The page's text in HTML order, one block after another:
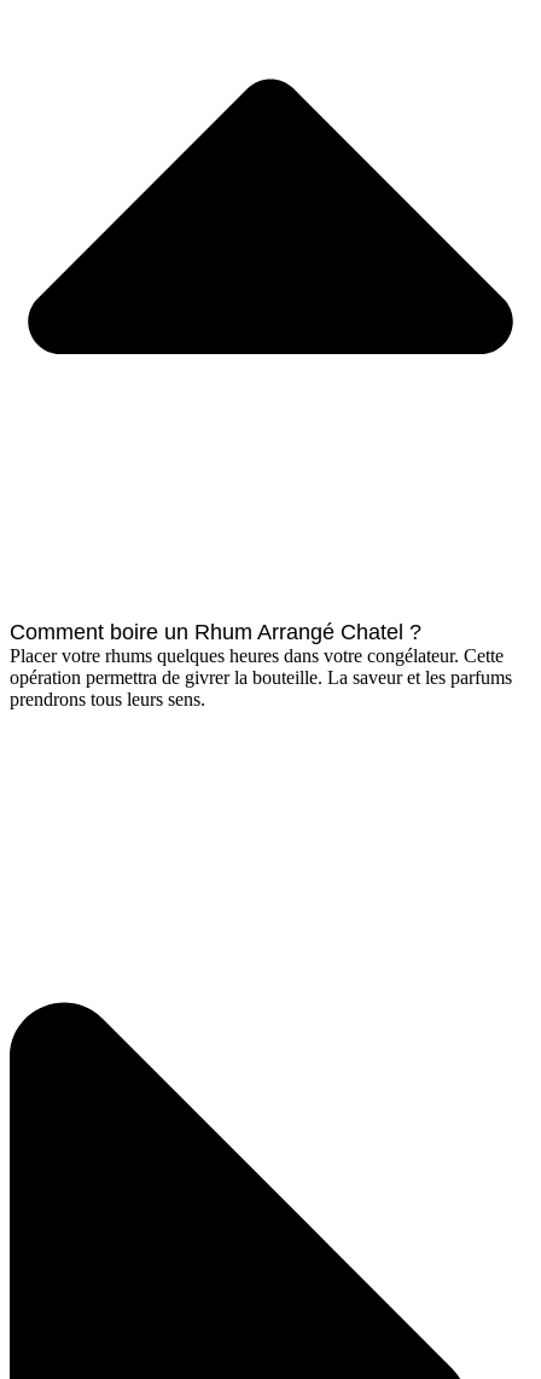
Comment boire un Rhum Arrangé Chatel ?
Placer votre rhums quelques heures dans votre congélateur. Cette
opération permettra de givrer la bouteille. La saveur et les parfums
prendrons tous leurs sens.